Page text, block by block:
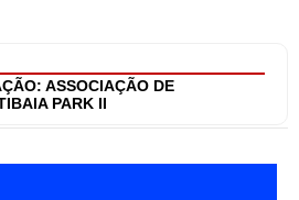
ASSOCIAÇÃO DE
PARK II